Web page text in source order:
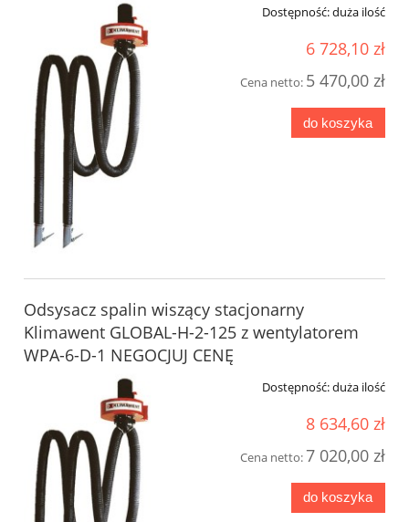
Dostępność:duża ilość
6 728,10 zł
Cena netto: 5 470,00 zł
do koszyka
Odsysacz spalin wiszący stacjonarny
Klimawent GLOBAL-H-2-125 z wentylatorem
WPA-6-D-1 NEGOCJUJ CENĘ
Dostępność:duża ilość
8 634,60 zł
Cena netto:7 020,00 zł
do koszyka